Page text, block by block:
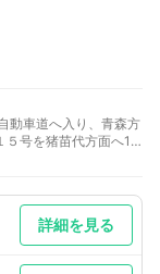
動車道へ入り、青森方
５号を猪苗代方面へ15
泉行き路線バス終点
は冬装備が必要です。
詳細を見る